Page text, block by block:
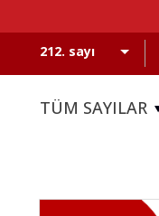
TÜM SAYILAR